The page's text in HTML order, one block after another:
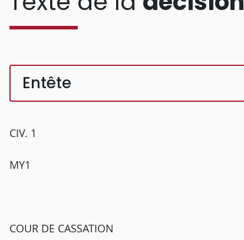
Entête
CIV. 1
MY1
COUR DE CASSATION